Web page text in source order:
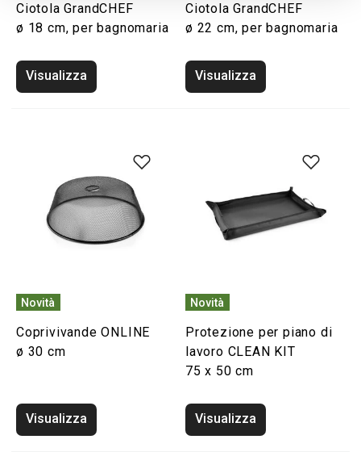
Ciotola GrandCHEF
ø 18 cm, per bagnomaria
Visualizza
Ciotola GrandCHEF
ø 22 cm, per bagnomaria
Visualizza
Novità
Coprivivande ONLINE
ø 30 cm
Visualizza
Novità
Protezione per piano di
lavoro CLEAN KIT
75 x 50 cm
Visualizza